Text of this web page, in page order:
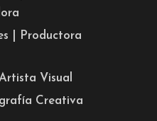
| Productora
Visual
Creativa